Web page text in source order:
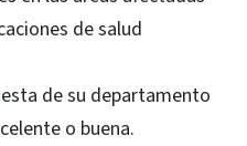
de salud
de su departamento
o buena.